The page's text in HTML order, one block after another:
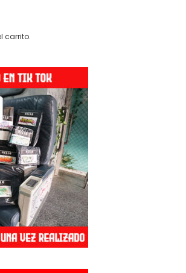
carrito.